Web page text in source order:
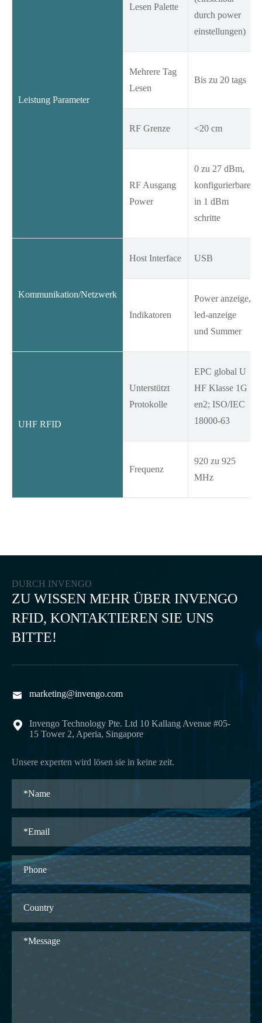
Leistung Parameter
Lesen Palette
durch power
einstellungen)
Mehrere Tag
Lesen
Bis zu 20 tags
RF Grenze <20 cm
RF Ausgang
Power
0 zu 27 dBm,
konfigurierbare
in 1 dBm
schritte
Kommunikation/Netzwerk
Host Interface USB
Indikatoren
Power anzeige,
led-anzeige
und Summer
UHF RFID
Unterstützt
Protokolle
EPC global U
HF Klasse 1G
en2; ISO/IEC
18000-63
Frequenz
920 zu 925
MHz
DURCH INVENGO
ZU WISSEN MEHR ÜBER INVENGO
RFID, KONTAKTIEREN SIE UNS
BITTE!
 marketing@invengo.com

Invengo Technology Pte. Ltd 10 Kallang Avenue #05-
15 Tower 2, Aperia, Singapore
Unsere experten wird lösen sie in keine zeit.